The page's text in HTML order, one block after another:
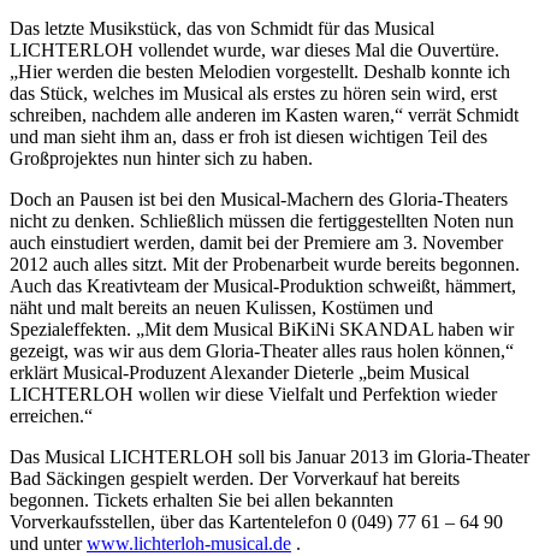
Das letzte Musikstück, das von Schmidt für das Musical
LICHTERLOH vollendet wurde, war dieses Mal die Ouvertüre.
„Hier werden die besten Melodien vorgestellt. Deshalb konnte ich
das Stück, welches im Musical als erstes zu hören sein wird, erst
schreiben, nachdem alle anderen im Kasten waren,“ verrät Schmidt
und man sieht ihm an, dass er froh ist diesen wichtigen Teil des
Großprojektes nun hinter sich zu haben.
Doch an Pausen ist bei den Musical-Machern des Gloria-Theaters
nicht zu denken. Schließlich müssen die fertiggestellten Noten nun
auch einstudiert werden, damit bei der Premiere am 3. November
2012 auch alles sitzt. Mit der Probenarbeit wurde bereits begonnen.
Auch das Kreativteam der Musical-Produktion schweißt, hämmert,
näht und malt bereits an neuen Kulissen, Kostümen und
Spezialeffekten. „Mit dem Musical BiKiNi SKANDAL haben wir
gezeigt, was wir aus dem Gloria-Theater alles raus holen können,“
erklärt Musical-Produzent Alexander Dieterle „beim Musical
LICHTERLOH wollen wir diese Vielfalt und Perfektion wieder
erreichen.“
Das Musical LICHTERLOH soll bis Januar 2013 im Gloria-Theater
Bad Säckingen gespielt werden. Der Vorverkauf hat bereits
begonnen. Tickets erhalten Sie bei allen bekannten
Vorverkaufsstellen, über das Kartentelefon 0 (049) 77 61 – 64 90
und unterwww.lichterloh-musical.de .